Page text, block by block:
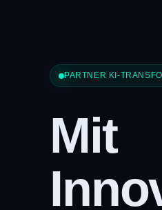
PARTNER KI-
Mit